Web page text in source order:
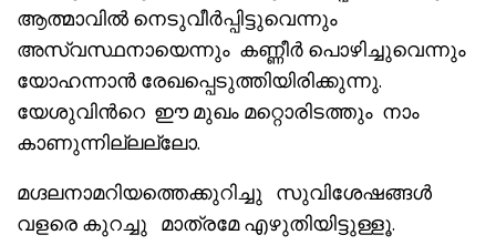
ആത്മാവിൽ നെടുവീർപ്പിട്ടുവെന്നും
അസ്വസ്ഥനായെന്നും കണ്ണീർ പൊഴിച്ചുവെന്നും
യോഹന്നാൻ രേഖപ്പെടുത്തിയിരിക്കുന്നു.
യേശുവിൻറെ ഈ മുഖം മറ്റൊരിടത്തും നാം
കാണുന്നില്ലല്ലോ.
മഗ്ദലനാമറിയത്തെക്കുറിച്ചു സുവിശേഷങ്ങൾ
വളരെ കുറച്ചു മാത്രമേ എഴുതിയിട്ടുള്ളൂ.